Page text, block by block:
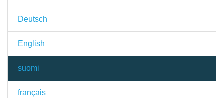
Deutsch
English
suomi
français